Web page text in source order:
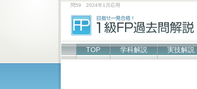
問59 2024年1月応用
TOP 学科解説 実技解説